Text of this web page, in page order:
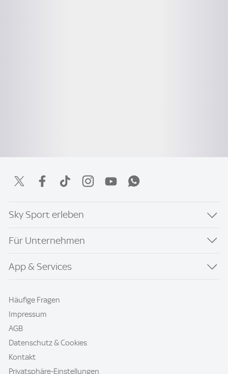
Sky Sport erleben
Für Unternehmen
App & Services
Häufige Fragen
Impressum
AGB
Datenschutz & Cookies
Kontakt
Privatsphäre-Einstellungen